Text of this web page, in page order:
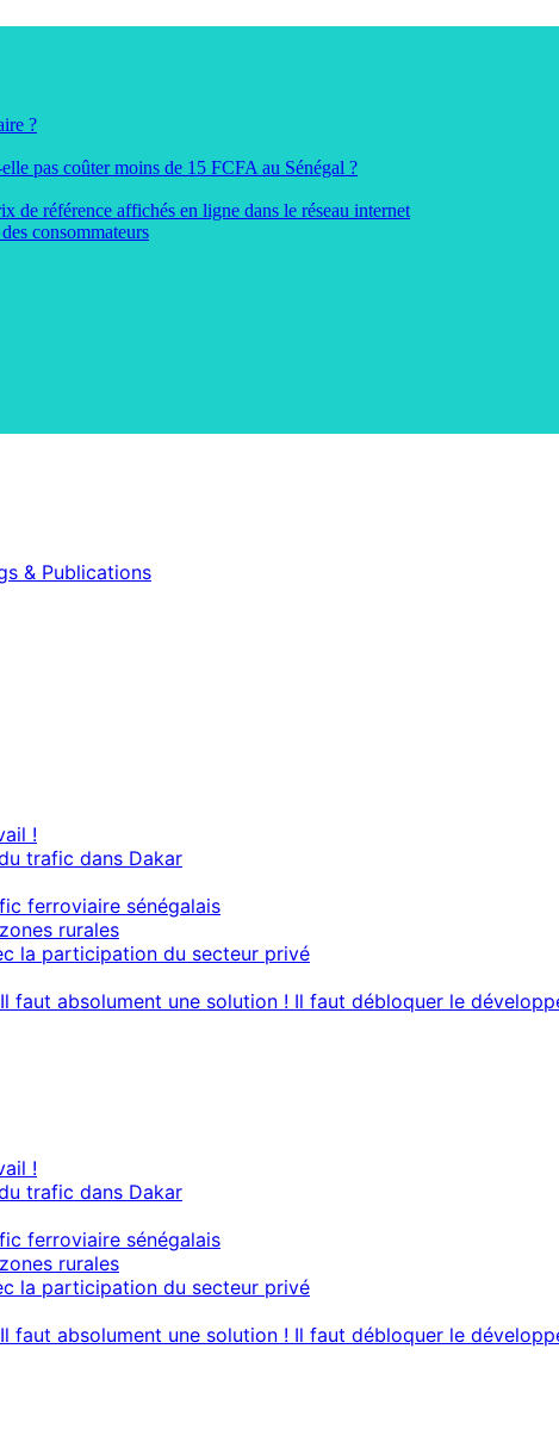
?
pas coûter moins de 15 FCFA au Sénégal ?
de référence affichés en ligne dans le réseau internet
consommateurs
& Publications
!
trafic dans Dakar
ferroviaire sénégalais
rurales
la participation du secteur privé
faut absolument une solution ! Il faut débloquer le
!
trafic dans Dakar
ferroviaire sénégalais
rurales
la participation du secteur privé
faut absolument une solution ! Il faut débloquer le